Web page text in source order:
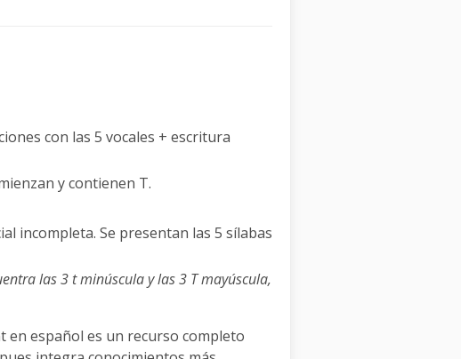
con las 5 vocales + escritura
y contienen T.
incompleta. Se presentan las 5 sílabas
las 3 t minúscula y las 3 T mayúscula,
en español es un recurso completo